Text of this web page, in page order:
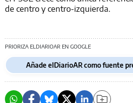
de centro y centro-izquierda.
PRIORIZA ELDIARIOAR EN GOOGLE
Añade elDiarioAR como fuente